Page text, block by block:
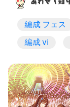
編成 フェス
編成 vi